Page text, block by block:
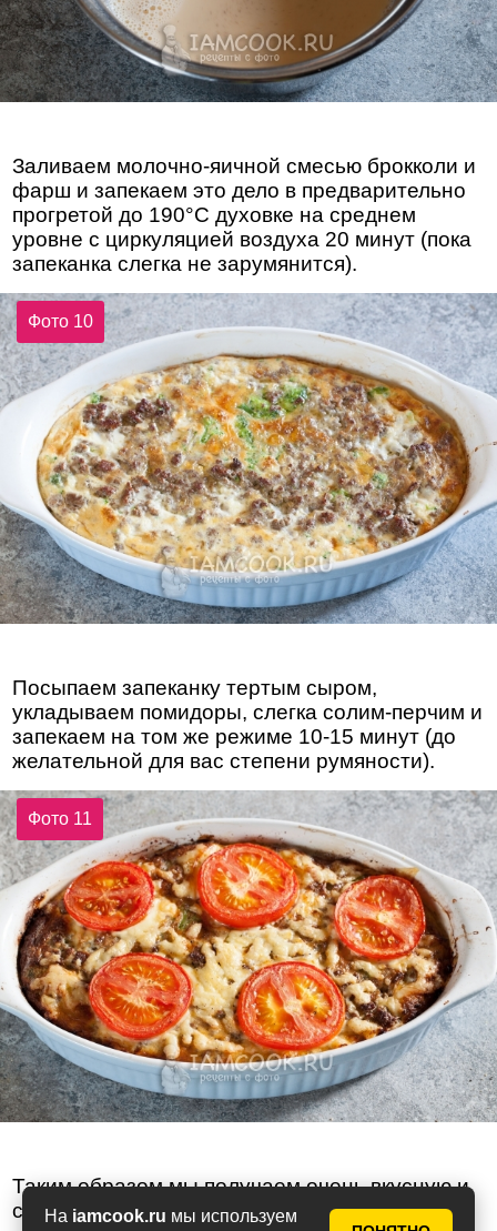
На iamcook.ru мы используем
Заливаем молочно-яичной смесью брокколи и
фарш и запекаем это дело в предварительно
прогретой до 190°С духовке на среднем
уровне с циркуляцией воздуха 20 минут (пока
запеканка слегка не зарумянится).
Фото 10
Посыпаем запеканку тертым сыром,
укладываем помидоры, слегка солим-перчим и
запекаем на том же режиме 10-15 минут (до
желательной для вас степени румяности).
Фото 11
Таким образом мы получаем очень вкусную и
сочную запеканку с брокколи и фаршем.